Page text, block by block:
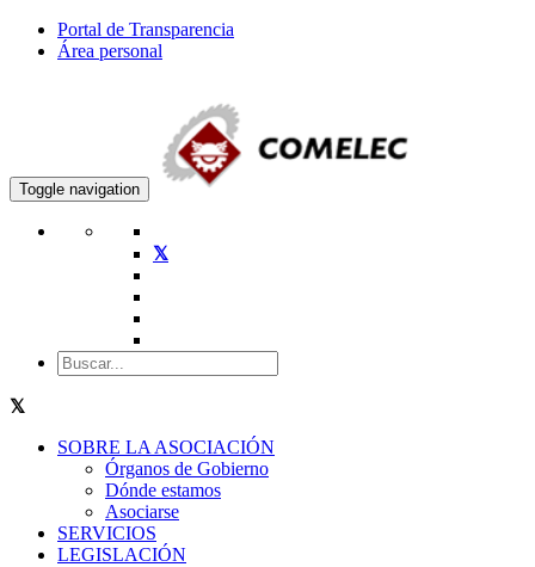
Portal de Transparencia
Área personal
Toggle navigation
SOBRE LA ASOCIACIÓN
Órganos de Gobierno
Dónde estamos
Asociarse
SERVICIOS
LEGISLACIÓN